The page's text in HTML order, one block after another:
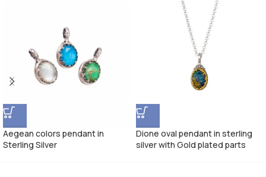
Aegean colors pendant in
Sterling Silver
Dione oval pendant in sterling
silver with Gold plated parts